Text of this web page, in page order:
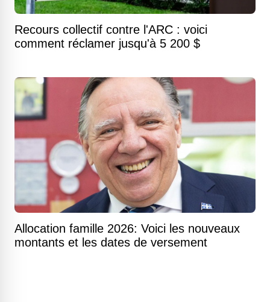
Recours collectif contre l'ARC : voici
comment réclamer jusqu'à 5 200 $
Allocation famille 2026: Voici les nouveaux
montants et les dates de versement